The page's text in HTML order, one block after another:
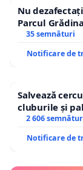
Nu
Parcul
35 semnături
Notificare de
Salvează
cluburile și
2 606
Notificare de